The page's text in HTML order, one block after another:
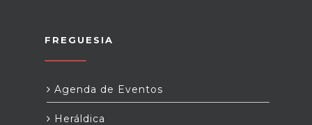
FREGUESIA
Agenda de Eventos
Heráldica